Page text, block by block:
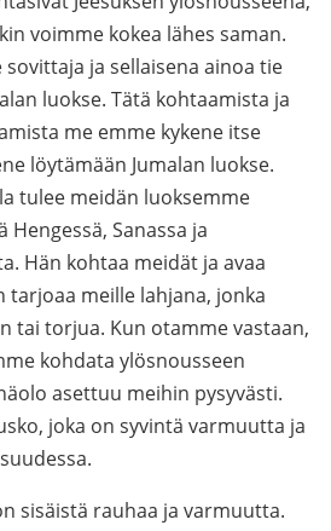
voimme kokea lähes saman.
sovittaja ja sellaisena ainoa tie
luokse. Tätä kohtaamista ja
me emme kykene itse
löytämään Jumalan luokse.
tulee meidän luoksemme
Hengessä, Sanassa ja
Hän kohtaa meidät ja avaa
tarjoaa meille lahjana, jonka
tai torjua. Kun otamme vastaan,
kohdata ylösnousseen
asettuu meihin pysyvästi.
joka on syvintä varmuutta ja
sisäistä rauhaa ja varmuutta.